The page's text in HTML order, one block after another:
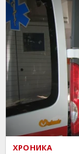
ХРОНИКА